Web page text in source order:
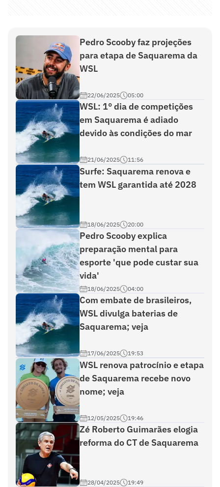
Pedro Scooby faz projeções
para etapa de Saquarema da
WSL
22/06/2025 05:00
WSL: 1° dia de competições
em Saquarema é adiado
devido às condições do mar
21/06/2025 11:56
Surfe: Saquarema renova e
tem WSL garantida até 2028
18/06/2025 20:00
Pedro Scooby explica
preparação mental para
esporte 'que pode custar sua
vida'
18/06/2025 04:00
Com embate de brasileiros,
WSL divulga baterias de
Saquarema; veja
17/06/2025 19:53
WSL renova patrocínio e etapa
de Saquarema recebe novo
nome; veja
12/05/2025 19:46
Zé Roberto Guimarães elogia
reforma do CT de Saquarema
28/04/2025 19:49